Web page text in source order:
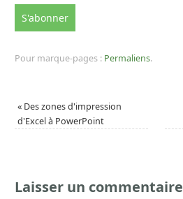
Pour marque-pages : Permaliens.
« Des zones d'impression
d'Excel à PowerPoint
Laisser un commentaire